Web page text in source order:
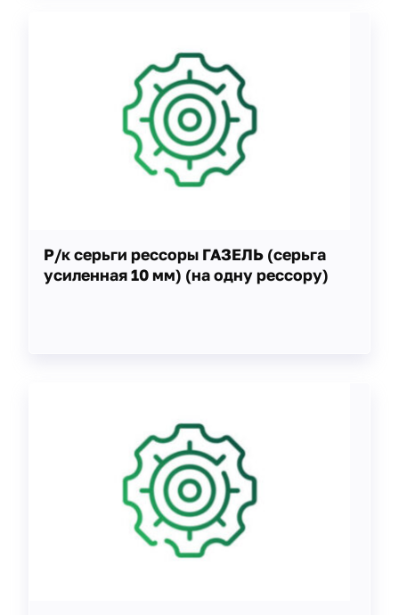
Р/к серьги рессоры ГАЗЕЛЬ (серьга
усиленная 10 мм) (на одну рессору)